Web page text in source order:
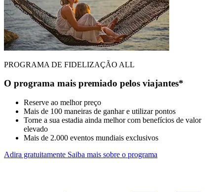
PROGRAMA DE FIDELIZAÇÃO ALL
O programa mais premiado pelos viajantes*
Reserve ao melhor preço
Mais de 100 maneiras de ganhar e utilizar pontos
Torne a sua estadia ainda melhor com benefícios de valor
elevado
Mais de 2.000 eventos mundiais exclusivos
Adira gratuitamente Saiba mais sobre o programa